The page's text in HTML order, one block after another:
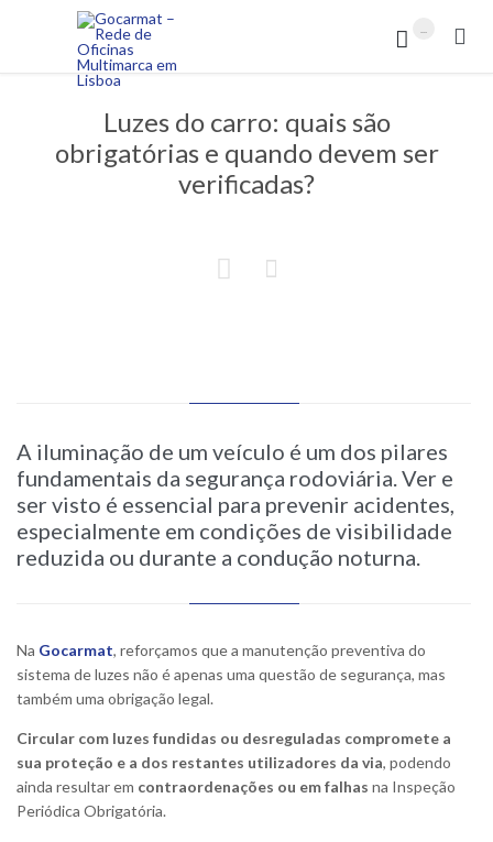
 
Luzes do carro: quais são
obrigatórias e quando devem ser
verificadas?
 
A iluminação de um veículo é um dos pilares
fundamentais da segurança rodoviária. Ver e
ser visto é essencial para prevenir acidentes,
especialmente em condições de visibilidade
reduzida ou durante a condução noturna.
Na Gocarmat, reforçamos que a manutenção preventiva do
sistema de luzes não é apenas uma questão de segurança, mas
também uma obrigação legal.
Circular com luzes fundidas ou desreguladas compromete a
sua proteção e a dos restantes utilizadores da via, podendo
ainda resultar em contraordenações ou em falhas na Inspeção
Periódica Obrigatória.